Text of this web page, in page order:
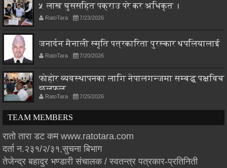
५ लाख घुससहित पक्राउ परे कर अधिकृत ।
RatoTara 7/23/2026
जनार्दन मैनाली स्मृति पत्रकारिता पुरस्कार थपलियालाई
RatoTara 7/20/2026
फोहोर व्यवस्थापनका लागि नेपालगन्जमा सम्बद्ध पक्षविच
छलफल
RatoTara 7/25/2026
TEAM MEMBERS
रातो तारा डट कम www.ratotara.com
दर्ता न.२३१/२/३१,सुचना बिभाग
तेजेन्द्र बहादुर भण्डारी संचालक / स्वतन्त्र पत्रकार-प्रतिनिती